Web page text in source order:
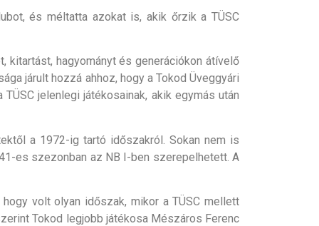
és méltatta azokat is, akik őrzik a TÜSC
hagyományt és generációkon átívelő
járult hozzá ahhoz, hogy a Tokod Üveggyári
jelenlegi játékosainak, akik egymás után
a 1972-ig tartó időszakról. Sokan nem is
es szezonban az NB I-ben szerepelhetett. A
volt olyan időszak, mikor a TÜSC mellett
Tokod legjobb játékosa Mészáros Ferenc